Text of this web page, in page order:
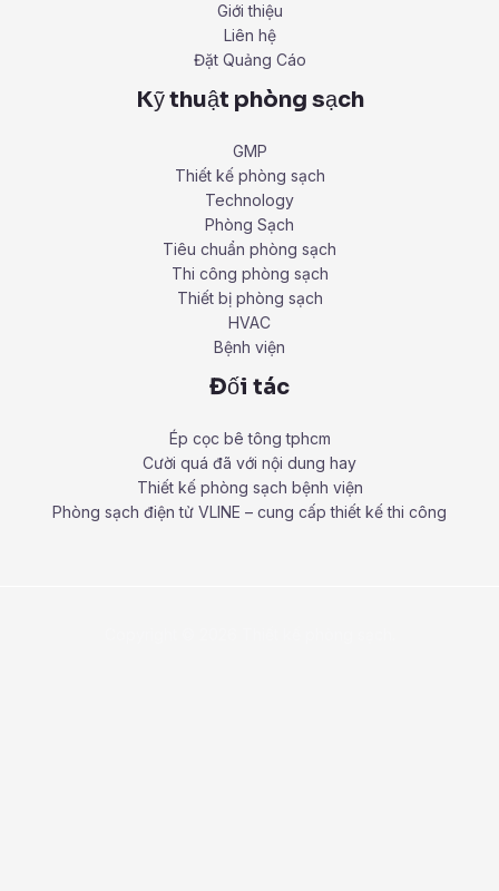
Giới thiệu
Liên hệ
Đặt Quảng Cáo
Kỹ thuật phòng sạch
GMP
Thiết kế phòng sạch
Technology
Phòng Sạch
Tiêu chuẩn phòng sạch
Thi công phòng sạch
Thiết bị phòng sạch
HVAC
Bệnh viện
Đối tác
Ép cọc bê tông tphcm
Cười quá đã với nội dung hay
Thiết kế phòng sạch bệnh viện
Phòng sạch điện tử VLINE – cung cấp thiết kế thi công